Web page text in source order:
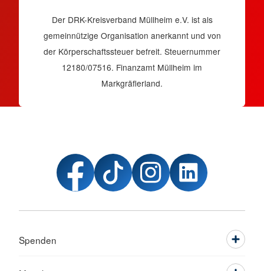
Der DRK-Kreisverband Müllheim e.V. ist als
gemeinnützige Organisation anerkannt und von
der Körperschaftssteuer befreit. Steuernummer
12180/07516. Finanzamt Müllheim im
Markgräflerland.
Spenden